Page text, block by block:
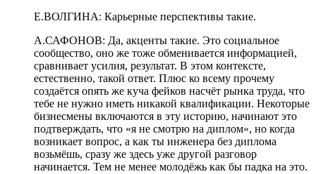
Е.ВОЛГИНА: Карьерные перспективы такие.
А.САФОНОВ: Да, акценты такие. Это социальное
сообщество, оно же тоже обменивается информацией,
сравнивает усилия, результат. В этом контексте,
естественно, такой ответ. Плюс ко всему прочему
создаётся опять же куча фейков насчёт рынка труда, что
тебе не нужно иметь никакой квалификации. Некоторые
бизнесмены включаются в эту историю, начинают это
подтверждать, что «я не смотрю на диплом», но когда
возникает вопрос, а как ты инженера без диплома
возьмёшь, сразу же здесь уже другой разговор
начинается. Тем не менее молодёжь как бы падка на это.